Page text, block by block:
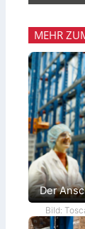
MEHR
Der
Bild: